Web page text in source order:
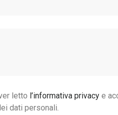
letto l’informativa privacy e
dati personali.